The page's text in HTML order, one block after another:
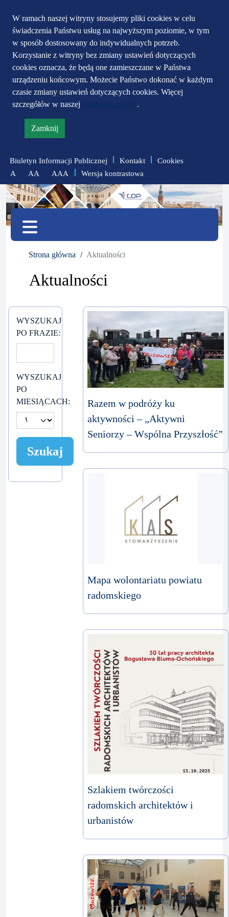
W ramach naszej witryny stosujemy pliki cookies w celu
świadczenia Państwu usług na najwyższym poziomie, w tym
w sposób dostosowany do indywidualnych potrzeb.
Korzystanie z witryny bez zmiany ustawień dotyczących
cookies oznacza, że będą one zamieszczane w Państwa
urządzeniu końcowym. Możecie Państwo dokonać w każdym
czasie zmiany ustawień dotyczących cookies. Więcej
szczegółów w naszej
.
Zamknij
informację
polityce
prywatności
Przejdź do głównego
menu
Przejdź do treści
Przejdź do mapy
serwisu
Biuletyn Informacji Publicznej Kontakt
Cookies
A
zmniejsz
czcionkę
AA
zresetuj
AAA
zwiększ
czcionkę
Wersja kontrastowa
Menu
Strona główna Aktualności
Aktualności
WYSZUKAJ
PO FRAZIE:
WYSZUKAJ
PO
MIESIĄCACH:
Szukaj
Razem w podróży ku
aktywności – „Aktywni
Seniorzy – Wspólna Przyszłość”
Mapa wolontariatu powiatu
radomskiego
Szlakiem twórczości
radomskich architektów i
urbanistów